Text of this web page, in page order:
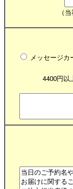
（
メッセージカ
4400円以